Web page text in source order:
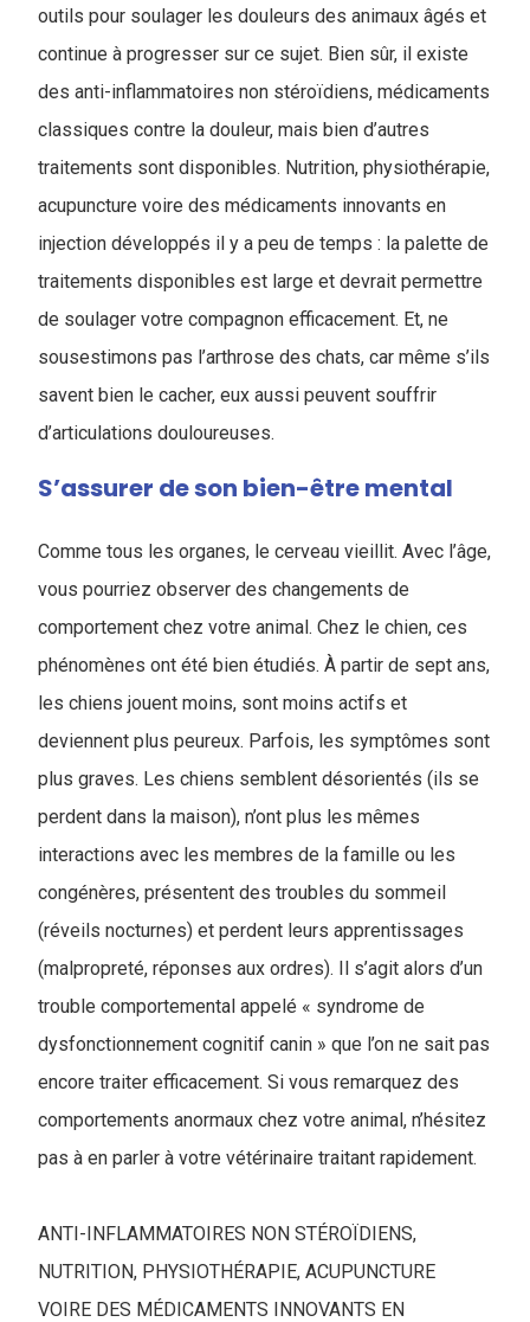
outils pour soulager les douleurs des animaux âgés et
continue à progresser sur ce sujet. Bien sûr, il existe
des anti-inflammatoires non stéroïdiens, médicaments
classiques contre la douleur, mais bien d’autres
traitements sont disponibles. Nutrition, physiothérapie,
acupuncture voire des médicaments innovants en
injection développés il y a peu de temps : la palette de
traitements disponibles est large et devrait permettre
de soulager votre compagnon efficacement. Et, ne
sousestimons pas l’arthrose des chats, car même s’ils
savent bien le cacher, eux aussi peuvent souffrir
d’articulations douloureuses.
S’assurer de son bien-être mental
Comme tous les organes, le cerveau vieillit. Avec l’âge,
vous pourriez observer des changements de
comportement chez votre animal. Chez le chien, ces
phénomènes ont été bien étudiés. À partir de sept ans,
les chiens jouent moins, sont moins actifs et
deviennent plus peureux. Parfois, les symptômes sont
plus graves. Les chiens semblent désorientés (ils se
perdent dans la maison), n’ont plus les mêmes
interactions avec les membres de la famille ou les
congénères, présentent des troubles du sommeil
(réveils nocturnes) et perdent leurs apprentissages
(malpropreté, réponses aux ordres). Il s’agit alors d’un
trouble comportemental appelé « syndrome de
dysfonctionnement cognitif canin » que l’on ne sait pas
encore traiter efficacement. Si vous remarquez des
comportements anormaux chez votre animal, n’hésitez
pas à en parler à votre vétérinaire traitant rapidement.
ANTI-INFLAMMATOIRES NON STÉROÏDIENS,
NUTRITION, PHYSIOTHÉRAPIE, ACUPUNCTURE
VOIRE DES MÉDICAMENTS INNOVANTS EN